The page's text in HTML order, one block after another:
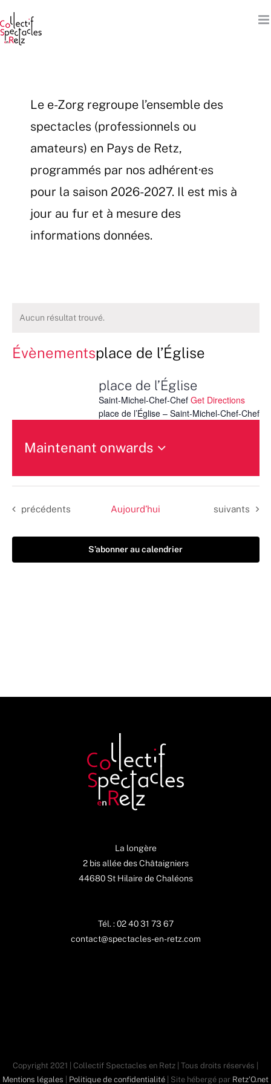
au
contenu
Le e-Zorg regroupe l’ensemble des
spectacles (professionnels ou
amateurs) en Pays de Retz,
programmés par nos adhérent·es
pour la saison 2026-2027. Il est mis à
jour au fur et à mesure des
informations données.
Aucun résultat trouvé.
Évènementsplace de l’Église
place de l’Église
Saint-Michel-Chef-Chef Get Directions
place de l’Église – Saint-Michel-Chef-Chef
Maintenant onwards
une
date.
Évènements
précédents Aujourd’hui Évènements
suivants
S’abonner au calendrier
La longère
2 bis allée des Châtaigniers
44680 St Hilaire de Chaléons
Tél. : 02 40 31 73 67
contact@spectacles-en-retz.com
Copyright 2021 | Collectif Spectacles en Retz | Tous droits réservés |
Mentions légales
Politique de confidentialité | Site hébergé par Retz'O.net